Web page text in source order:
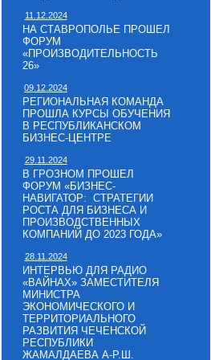
11.12.2024
НА СТАВРОПОЛЬЕ ПРОШЕЛ
ФОРУМ
«ПРОИЗВОДИТЕЛЬНОСТЬ
26»
09.12.2024
РЕГИОНАЛЬНАЯ КОМАНДА
ПРОШЛА КУРСЫ ОБУЧЕНИЯ
В РЕСПУБЛИКАНСКОМ
БИЗНЕС-ЦЕНТРЕ
29.11.2024
В ГРОЗНОМ ПРОШЕЛ
ФОРУМ «БИЗНЕС-
НАВИГАТОР: СТРАТЕГИИ
РОСТА ДЛЯ БИЗНЕСА И
ПРОИЗВОДСТВЕННЫХ
КОМПАНИЙ ДО 2023 ГОДА»
28.11.2024
ИНТЕРВЬЮ ДЛЯ РАДИО
«ВАЙНАХ» ЗАМЕСТИТЕЛЯ
МИНИСТРА
ЭКОНОМИЧЕСКОГО И
ТЕРРИТОРИАЛЬНОГО
РАЗВИТИЯ ЧЕЧЕНСКОЙ
РЕСПУБЛИКИ
ЖАМАЛДАЕВА А-Р.Ш.